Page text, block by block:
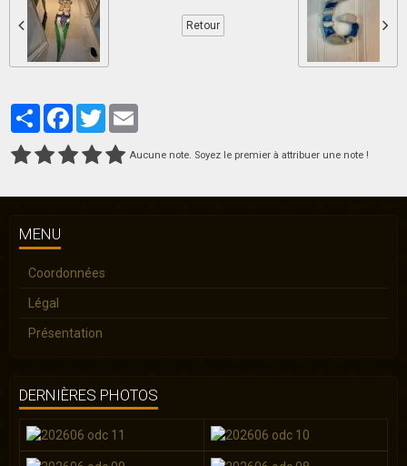
Retour
PartagerFacebook
Twitter
Aucune note. Soyez le premier à attribuer une note !
MENU
Coordonnées
Légal
Présentation
DERNIÈRES PHOTOS